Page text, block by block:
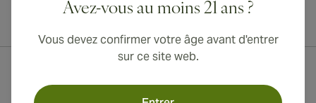
Avez-vous au moins 21 ans ?
Vous devez confirmer votre âge avant d'entrer
sur ce site web.
Livraison internationale disponible vers le Canada, le Royaume-Uni